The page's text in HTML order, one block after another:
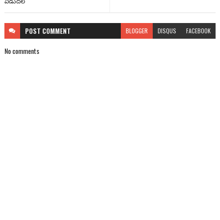
POST COMMENT BLOGGER DISQUS FACEBOOK
No comments